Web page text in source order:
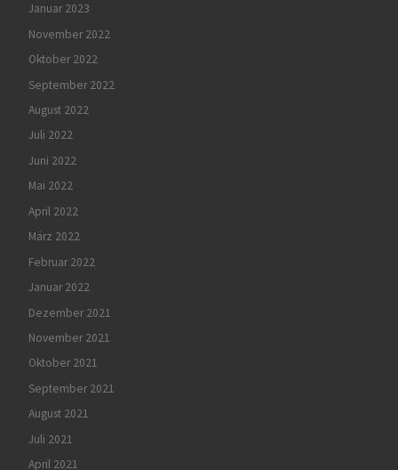
Januar 2023
November 2022
Oktober 2022
September 2022
August 2022
Juli 2022
Juni 2022
Mai 2022
April 2022
März 2022
Februar 2022
Januar 2022
Dezember 2021
November 2021
Oktober 2021
September 2021
August 2021
Juli 2021
April 2021